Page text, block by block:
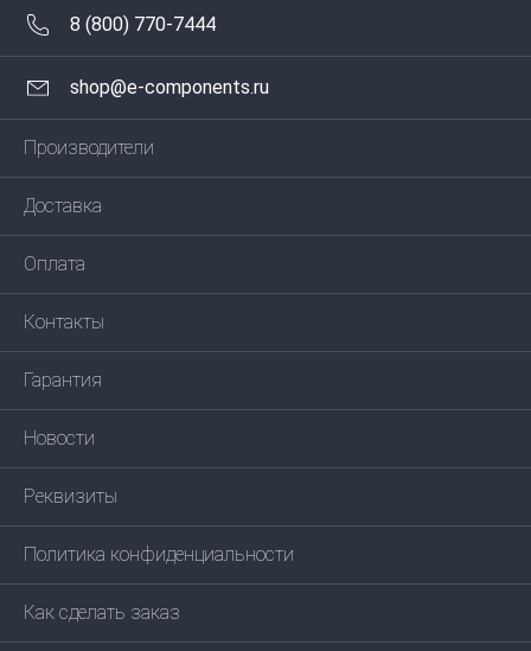
8 (800) 770-7444
shop@e-components.ru
Производители
Доставка
Оплата
Контакты
Гарантия
Новости
Реквизиты
Политика конфиденциальности
Как сделать заказ